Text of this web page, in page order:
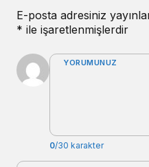
E-posta adresiniz
* ile işaretlenmişlerdir
YORUMUNUZ
0/30 karakter